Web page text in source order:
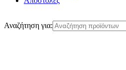
Αναζήτηση για: